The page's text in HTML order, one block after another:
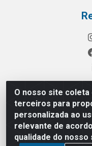
O nosso site
terceiros para
personalizada ao
relevante de
qualidade do nosso
Rua Chipuê, 117 -
08010-260-